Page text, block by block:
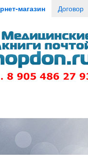
магазин Договор